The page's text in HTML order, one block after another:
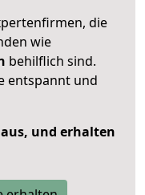
die
wie
behilflich sind.
entspannt und
und erhalten